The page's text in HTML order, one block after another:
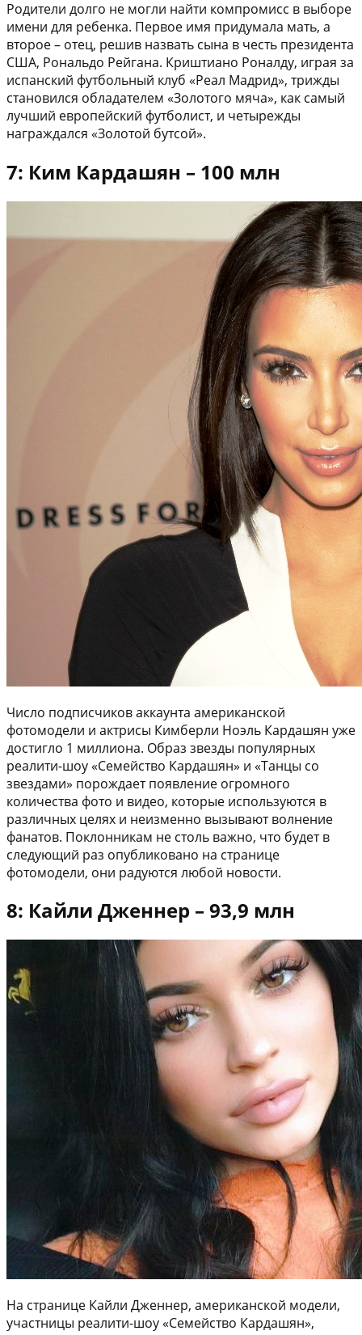
Родители долго не могли найти компромисс в выборе
имени для ребенка. Первое имя придумала мать, а
второе – отец, решив назвать сына в честь президента
США, Рональдо Рейгана. Криштиано Роналду, играя за
испанский футбольный клуб «Реал Мадрид», трижды
становился обладателем «Золотого мяча», как самый
лучший европейский футболист, и четырежды
награждался «Золотой бутсой».
7: Ким Кардашян – 100 млн
Число подписчиков аккаунта американской
фотомодели и актрисы Кимберли Ноэль Кардашян уже
достигло 1 миллиона. Образ звезды популярных
реалити-шоу «Семейство Кардашян» и «Танцы со
звездами» порождает появление огромного
количества фото и видео, которые используются в
различных целях и неизменно вызывают волнение
фанатов. Поклонникам не столь важно, что будет в
следующий раз опубликовано на странице
фотомодели, они радуются любой новости.
8: Кайли Дженнер – 93,9 млн
На странице Кайли Дженнер, американской модели,
участницы реалити-шоу «Семейство Кардашян»,